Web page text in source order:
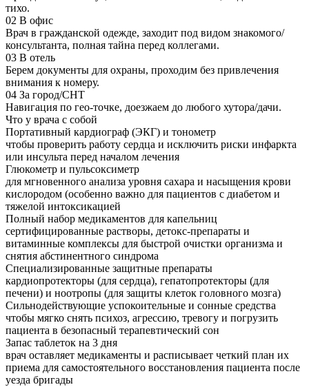
тихо.
02 В офис
Врач в гражданской одежде, заходит под видом знакомого/
консультанта, полная тайна перед коллегами.
03 В отель
Берем документы для охраны, проходим без привлечения
внимания к номеру.
04 За город/СНТ
Навигация по гео-точке, доезжаем до любого хутора/дачи.
Что у врача с собой
Портативный кардиограф (ЭКГ) и тонометр
чтобы проверить работу сердца и исключить риски инфаркта
или инсульта перед началом лечения
Глюкометр и пульсоксиметр
для мгновенного анализа уровня сахара и насыщения крови
кислородом (особенно важно для пациентов с диабетом и
тяжелой интоксикацией
Полный набор медикаментов для капельниц
сертифицированные растворы, детокс-препараты и
витаминные комплексы для быстрой очистки организма и
снятия абстинентного синдрома
Специализированные защитные препараты
кардиопротекторы (для сердца), гепатопротекторы (для
печени) и ноотропы (для защиты клеток головного мозга)
Сильнодействующие успокоительные и сонные средства
чтобы мягко снять психоз, агрессию, тревогу и погрузить
пациента в безопасный терапевтический сон
Запас таблеток на 3 дня
врач оставляет медикаменты и расписывает четкий план их
приема для самостоятельного восстановления пациента после
уезда бригады